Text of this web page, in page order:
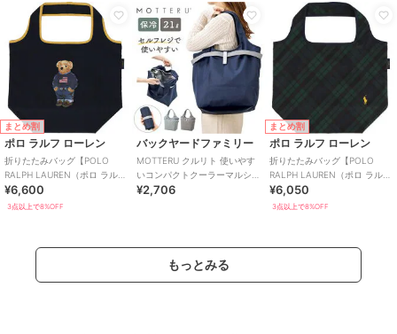
まとめ割
ポロ ラルフ ローレン
折りたたみバッグ【POLO
RALPH LAUREN（ポロ ラルフ
ローレン）】
¥6,600
3点以上で8%OFF
バックヤードファミリー
MOTTERU クルリト 使いやす
いコンパクトクーラーマルシ
ェバッグ
¥2,706
まとめ割
ポロ ラルフ ローレン
折りたたみバッグ【POLO
RALPH LAUREN（ポロ ラルフ
ローレン）】
¥6,050
3点以上で8%OFF
もっとみる